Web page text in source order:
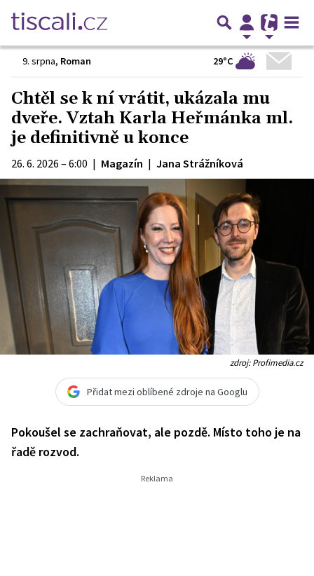
9. srpna, Roman 29°C
Chtěl se k ní vrátit, ukázala mu
dveře. Vztah Karla Heřmánka ml.
je definitivně u konce
26. 6. 2026 – 6:00 | Magazín | Jana Strážníková
zdroj: Profimedia.cz
Přidat mezi oblíbené zdroje na Googlu
Pokoušel se zachraňovat, ale pozdě. Místo toho je na
řadě rozvod.